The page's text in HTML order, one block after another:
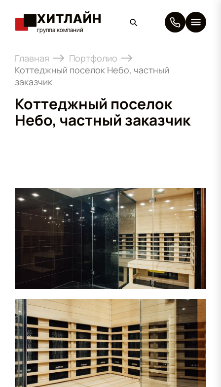
ХИТЛАЙН
группа компаний
Главная
Портфолио
Коттеджный поселок Небо, частный
заказчик
Коттеджный поселок
Небо, частный заказчик